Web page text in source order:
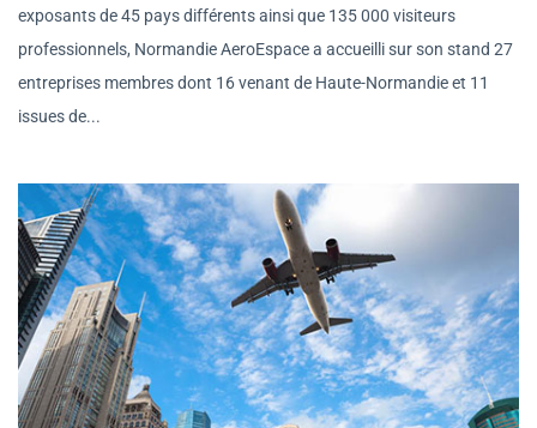
exposants de 45 pays différents ainsi que 135 000 visiteurs
professionnels, Normandie AeroEspace a accueilli sur son stand 27
entreprises membres dont 16 venant de Haute-Normandie et 11
issues de...